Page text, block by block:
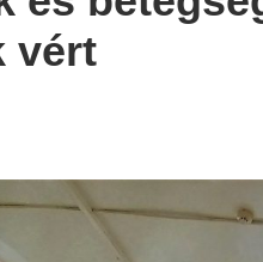
vért